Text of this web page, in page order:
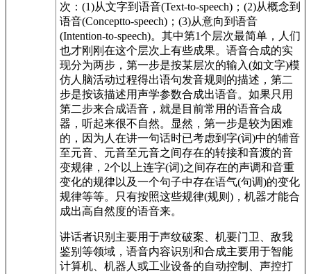
次：(1)从文字到语音(Text-to-speech)；(2)从概念到
语音(Conceptto-speech)；(3)从意向到语音
(Intention-to-speech)。其中第1个层次最简单，人们
也才刚刚在这个层次上有些成果。语音合成的实
现分为两步，第一步是按某层次的输入(如文字)模
仿人脑活动过程得出语句发音规则的描述，第二
步是按该描述用声学参数合成出语音。如果只用
第二步来合成语音，就是目前常用的语音合成
器，听起来很不自然。显然，第一步是较为困难
的，因为人在讲一句话时已考虑到字(词)中的辅音
至元音、元音至元音之间存在的转接和音渡的音
变规律，2个以上连字(词)之间存在的声调和音重
变化的规律以及一个句子中存在语气(句调)的变化
规律等等。只有按照这些规律(规则)，机器才能合
成出高自然度的语音来。
讲话者识别主要用于声纹破案、机要门卫、敌我
鉴别等领域，语音内容识别和合成主要用于智能
计算机、机器人或工业设备的自动控制、声控打